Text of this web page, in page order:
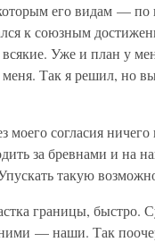
его видам — по
к союзным
Уже и план у
меня. Так я решил, но
моего согласия
за бревнами и на
такую
границы, быстро.
— наши. Так